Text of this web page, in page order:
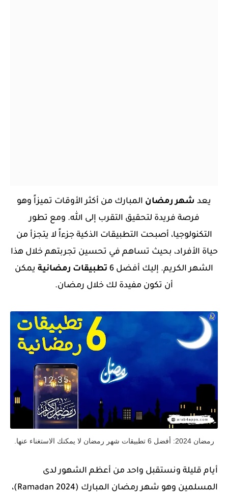
يعد شهر رمضان المبارك من أكثر الأوقات تميزاً وهو
فرصة فريدة لتحقيق التقرب إلى الله. ومع تطور
التكنولوجيا، أصبحت التطبيقات الذكية جزءاً لا يتجزأ من
حياة الأفراد، بحيث تساهم في تحسين تجربتهم خلال هذا
الشهر الكريم. إليك أفضل 6
تطبيقات رمضانية يمكن
أن تكون مفيدة لك خلال رمضان.
رمضان 2024: أفضل 6 تطبيقات شهر رمضان لا يمكنك الاستغناء عنها.
أيام قليلة ونستقبل واحد من أعظم الشهور لدى
المسلمين وهو شهر رمضان المبارك (Ramadan 2024)،